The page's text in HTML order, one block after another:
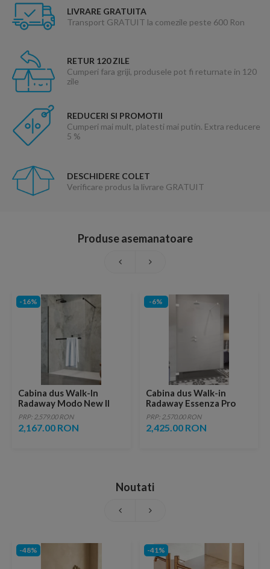
LIVRARE GRATUITA
Transport GRATUIT la comezile peste 600 Ron
RETUR 120 ZILE
Cumperi fara griji, produsele pot fi returnate in 120
zile
REDUCERI SI PROMOTII
Cumperi mai mult, platesti mai putin. Extra reducere
5 %
DESCHIDERE COLET
Verificare produs la livrare GRATUIT
Produse asemanatoare
-16%
Cabina dus Walk-In
Radaway Modo New II
Black cu suport prosop
80xH200 cm
PRP: 2,579.00 RON
2,167.00 RON
-6%
Cabina dus Walk-in
Radaway Essenza Pro
White 120x200 cm
PRP: 2,570.00 RON
2,425.00 RON
Noutati
-48% -41%